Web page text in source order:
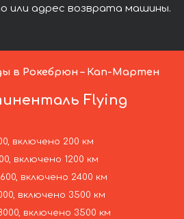
или адрес возврата машины.
в Рокебрюн – Кап-Мартен
Flying
включено 200 км
включено 1200 км
включено 2400 км
включено 3500 км
включено 3500 км